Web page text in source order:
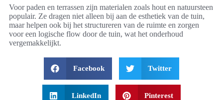
Voor paden en terrassen zijn materialen zoals hout en natuursteen
populair. Ze dragen niet alleen bij aan de esthetiek van de tuin,
maar helpen ook bij het structureren van de ruimte en zorgen
voor een logische flow door de tuin, wat het onderhoud
vergemakkelijkt.
Facebook Twitter
LinkedIn Pinterest